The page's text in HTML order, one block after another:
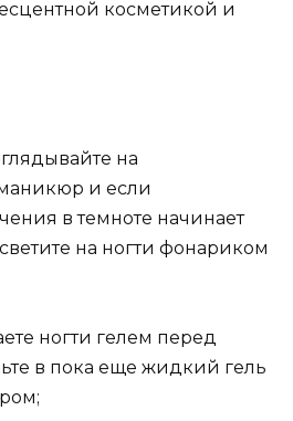
косметикой и
на
и если
в темноте начинает
на ногти фонариком
ногти гелем перед
в пока еще жидкий гель